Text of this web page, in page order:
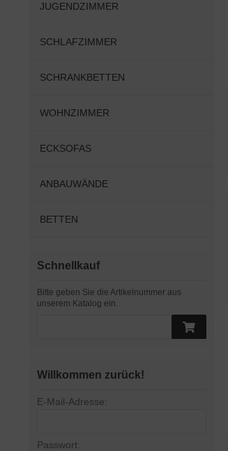
JUGENDZIMMER
SCHLAFZIMMER
SCHRANKBETTEN
WOHNZIMMER
ECKSOFAS
ANBAUWÄNDE
BETTEN
Schnellkauf
Bitte geben Sie die Artikelnummer aus
unserem Katalog ein.
Willkommen zurück!
E-Mail-Adresse:
Passwort: